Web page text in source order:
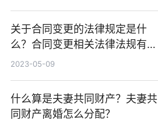
关于合同变更的法律规定是什
么？合同变更相关法律法规有哪
些？
2023-05-09
什么算是夫妻共同财产？夫妻共
同财产离婚怎么分配？